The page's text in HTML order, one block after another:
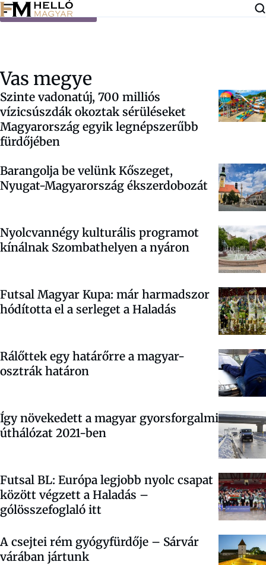
Ugrás a tartalomra
Vas megye
Szinte vadonatúj, 700 milliós
vízicsúszdák okoztak sérüléseket
Magyarország egyik legnépszerűbb
fürdőjében
Barangolja be velünk Kőszeget,
Nyugat-Magyarország ékszerdobozát
Nyolcvannégy kulturális programot
kínálnak Szombathelyen a nyáron
Futsal Magyar Kupa: már harmadszor
hódította el a serleget a Haladás
Rálőttek egy határőrre a magyar-
osztrák határon
Így növekedett a magyar gyorsforgalmi
úthálózat 2021-ben
Futsal BL: Európa legjobb nyolc csapat
között végzett a Haladás –
gólösszefoglaló itt
A csejtei rém gyógyfürdője – Sárvár
várában jártunk